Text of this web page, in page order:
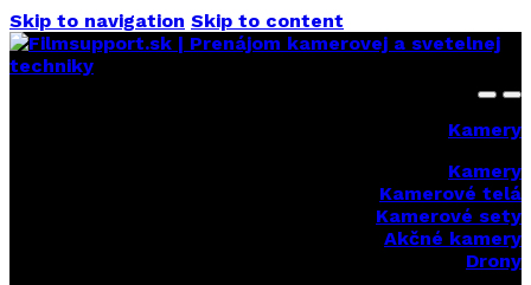
Skip to navigation Skip to content
Kamery
Kamery
Kamerové telá
Kamerové sety
Akčné kamery
Drony